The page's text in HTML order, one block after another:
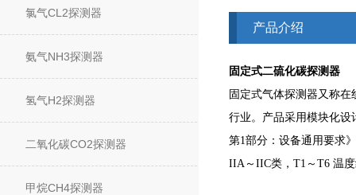
氯气CL2探测器
氨气NH3探测器
氢气H2探测器
二氧化碳CO2探测器
甲烷CH4探测器
产品介绍
固定式二硫化碳探测器
固定式气体探测器又称
行业。产品采用模块化设
第1部分：设备通用要求
IIA～IIC类，T1～T6 温